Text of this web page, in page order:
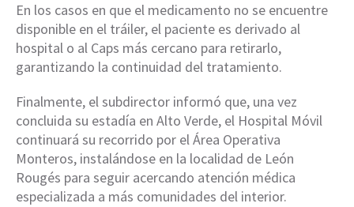
En los casos en que el medicamento no se encuentre
disponible en el tráiler, el paciente es derivado al
hospital o al Caps más cercano para retirarlo,
garantizando la continuidad del tratamiento.
Finalmente, el subdirector informó que, una vez
concluida su estadía en Alto Verde, el Hospital Móvil
continuará su recorrido por el Área Operativa
Monteros, instalándose en la localidad de León
Rougés para seguir acercando atención médica
especializada a más comunidades del interior.